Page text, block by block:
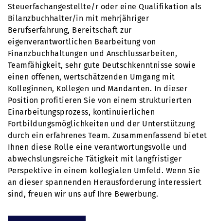
Steuerfachangestellte/r oder eine Qualifikation als
Bilanzbuchhalter/in mit mehrjähriger
Berufserfahrung, Bereitschaft zur
eigenverantwortlichen Bearbeitung von
Finanzbuchhaltungen und Anschlussarbeiten,
Teamfähigkeit, sehr gute Deutschkenntnisse sowie
einen offenen, wertschätzenden Umgang mit
Kolleginnen, Kollegen und Mandanten. In dieser
Position profitieren Sie von einem strukturierten
Einarbeitungsprozess, kontinuierlichen
Fortbildungsmöglichkeiten und der Unterstützung
durch ein erfahrenes Team. Zusammenfassend bietet
Ihnen diese Rolle eine verantwortungsvolle und
abwechslungsreiche Tätigkeit mit langfristiger
Perspektive in einem kollegialen Umfeld. Wenn Sie
an dieser spannenden Herausforderung interessiert
sind, freuen wir uns auf Ihre Bewerbung.